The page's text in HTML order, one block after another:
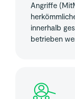
Angriffe
innerhalb
betrieben